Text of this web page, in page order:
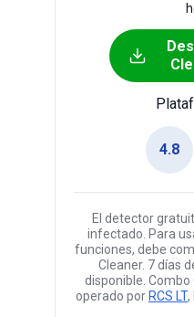
4.8
El detector
infectado. Para
funciones, debe
Cleaner. 7 días
disponible.
operado por RCS LT,